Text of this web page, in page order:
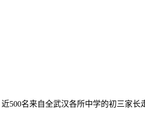
500名来自全武汉各所中学的初三家